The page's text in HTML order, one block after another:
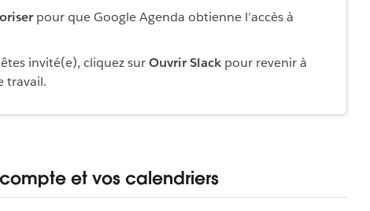
pour que Google Agenda obtienne l’accès à
invité(e), cliquez surOuvrir Slack pour revenir à
travail.
et vos calendriers